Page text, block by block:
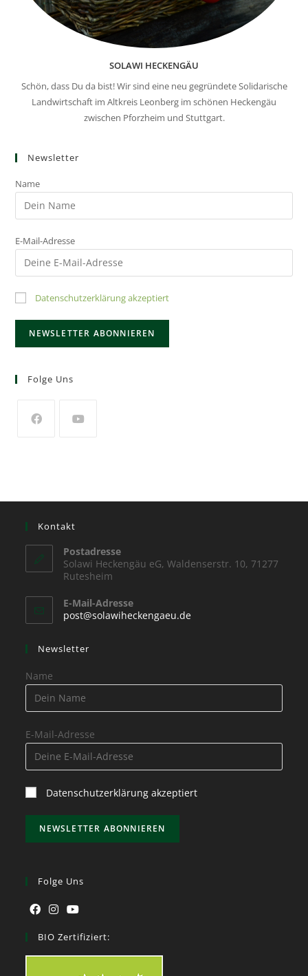
SOLAWI HECKENGÄU
Schön, dass Du da bist! Wir sind eine neu gegründete Solidarische
Landwirtschaft im Altkreis Leonberg im schönen Heckengäu
zwischen Pforzheim und Stuttgart.
Newsletter
Name
E-Mail-Adresse
Datenschutzerklärung akzeptiert
Folge Uns
Kontakt
Postadresse
Solawi Heckengäu eG, Waldenserstr. 10, 71277
Rutesheim
E-Mail-Adresse
post@solawiheckengaeu.de
Newsletter
Name
E-Mail-Adresse
Datenschutzerklärung akzeptiert
Folge Uns
BIO Zertifiziert: